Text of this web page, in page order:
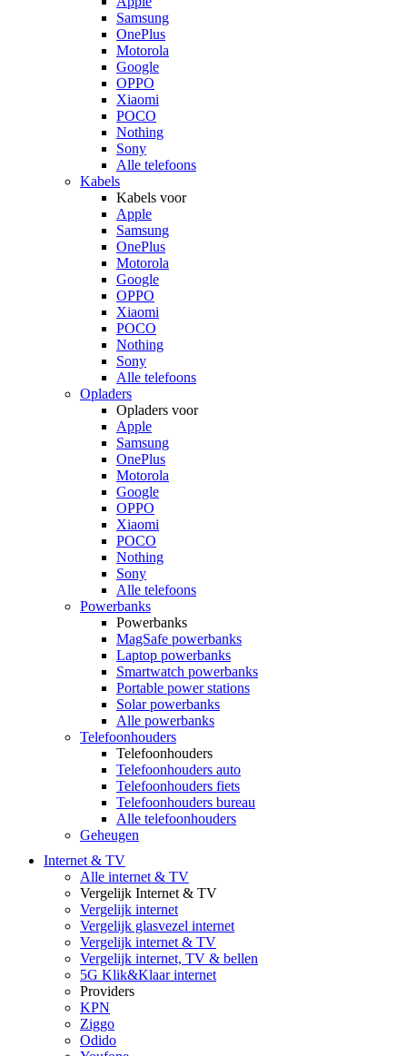
Samsung
OnePlus
Motorola
Google
OPPO
Xiaomi
POCO
Nothing
Sony
Alle telefoons
Kabels
Kabels voor
Apple
Samsung
OnePlus
Motorola
Google
OPPO
Xiaomi
POCO
Nothing
Sony
Alle telefoons
Opladers
Opladers voor
Apple
Samsung
OnePlus
Motorola
Google
OPPO
Xiaomi
POCO
Nothing
Sony
Alle telefoons
Powerbanks
Powerbanks
MagSafe powerbanks
Laptop powerbanks
Smartwatch powerbanks
Portable power stations
Solar powerbanks
Alle powerbanks
Telefoonhouders
Telefoonhouders
Telefoonhouders auto
Telefoonhouders fiets
Telefoonhouders bureau
Alle telefoonhouders
Geheugen
Internet & TV
Alle internet & TV
Vergelijk Internet & TV
Vergelijk internet
Vergelijk glasvezel internet
Vergelijk internet & TV
Vergelijk internet, TV & bellen
5G Klik&Klaar internet
Providers
KPN
Ziggo
Odido